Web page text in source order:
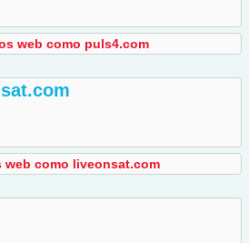
web como puls4.com
web como liveonsat.com